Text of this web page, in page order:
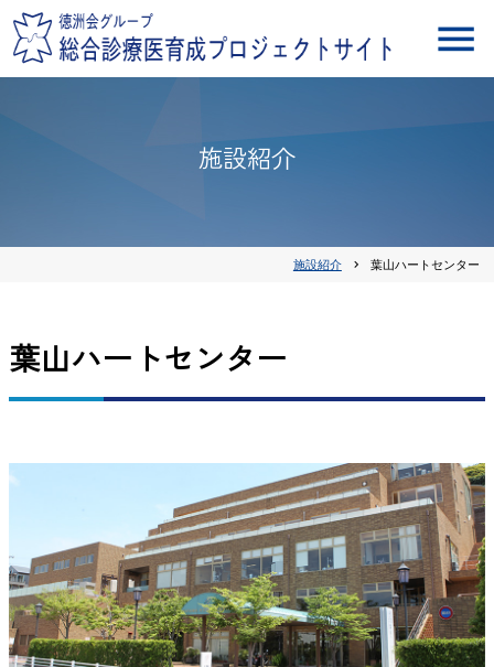
施設紹介
施設紹介 chevron_right 葉山ハートセンター
葉山ハートセンター